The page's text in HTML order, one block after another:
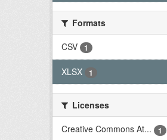
Formats
CSV
1
XLSX 1
Licenses
Creative Commons At...
1